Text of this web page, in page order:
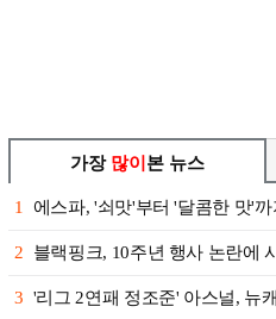
가장 많이 본 뉴스
1 에스파, '쇠맛'부터 '달콤한 맛'
2 블랙핑크, 10주년 행사 논란에
3 '리그 2연패 정조준' 아스널, 뉴